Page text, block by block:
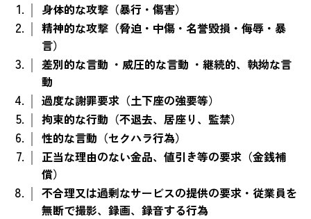
身体的な攻撃（暴行・傷害）
精神的な攻撃（脅迫・中傷・名誉毀損・侮辱・暴
言）
差別的な言動 ・威圧的な言動 ・継続的、執拗な言
動
過度な謝罪要求（土下座の強要等）
拘束的な行動（不退去、居座り、監禁）
性的な言動（セクハラ行為）
正当な理由のない金品、値引き等の要求（金銭補
償）
不合理又は過剰なサービスの提供の要求・従業員を
無断で撮影、録画、録音する行為